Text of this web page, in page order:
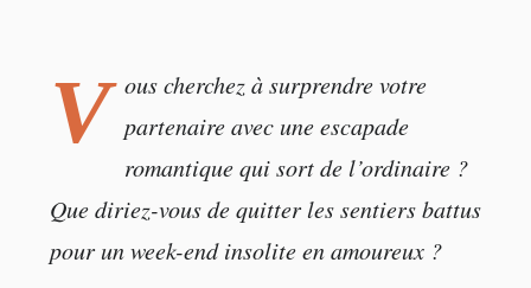
V ous cherchez à surprendre votre
partenaire avec une escapade
romantique qui sort de l’ordinaire ?
Que diriez-vous de quitter les sentiers battus
pour un week-end insolite en amoureux ?